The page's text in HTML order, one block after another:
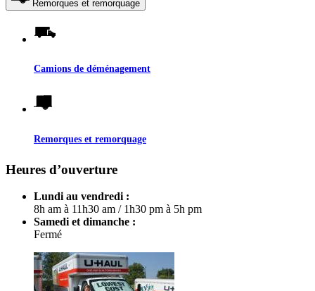
Remorques et remorquage
Camions de déménagement
Remorques et remorquage
Heures d’ouverture
Lundi au vendredi :
8h am à 11h30 am / 1h30 pm à 5h pm
Samedi et dimanche :
Fermé